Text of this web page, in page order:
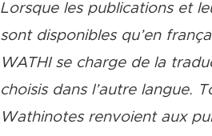
Lorsque les publications et
sont disponibles qu’en
WATHI se charge de la
choisis dans l’autre langue.
Wathinotes renvoient aux